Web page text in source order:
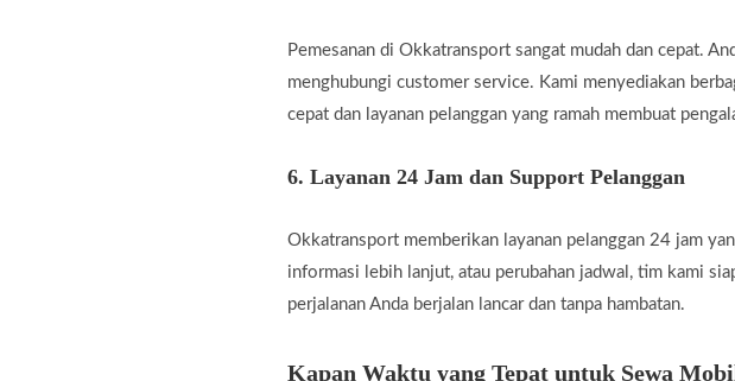
Pemesanan di Okkatransport sangat mudah dan cepat.
menghubungi customer service. Kami menyediakan
cepat dan layanan pelanggan yang ramah membuat
6. Layanan 24 Jam dan Support Pelanggan
Okkatransport memberikan layanan pelanggan 24 jam
informasi lebih lanjut, atau perubahan jadwal, tim kami
perjalanan Anda berjalan lancar dan tanpa hambatan.
Kapan Waktu yang Tepat untuk Sewa